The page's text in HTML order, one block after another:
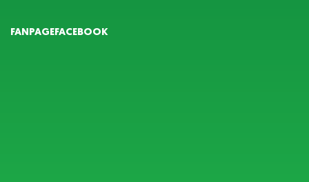
FANPAGEFACEBOOK